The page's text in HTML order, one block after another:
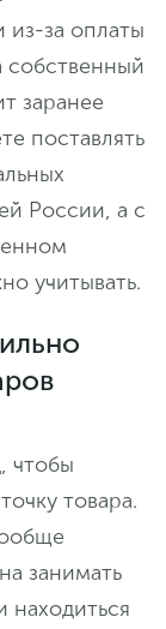
из-за оплаты
собственный
заранее
поставлять
России, а с
учитывать.
чтобы
товара.
занимать
находиться